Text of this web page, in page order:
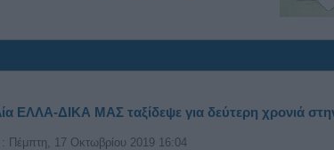
ΕΛΛΑ-ΔΙΚΑ ΜΑΣ ταξίδεψε για δεύτερη χρονιά
: Πέμπτη, 17 Οκτωβρίου 2019 16:04